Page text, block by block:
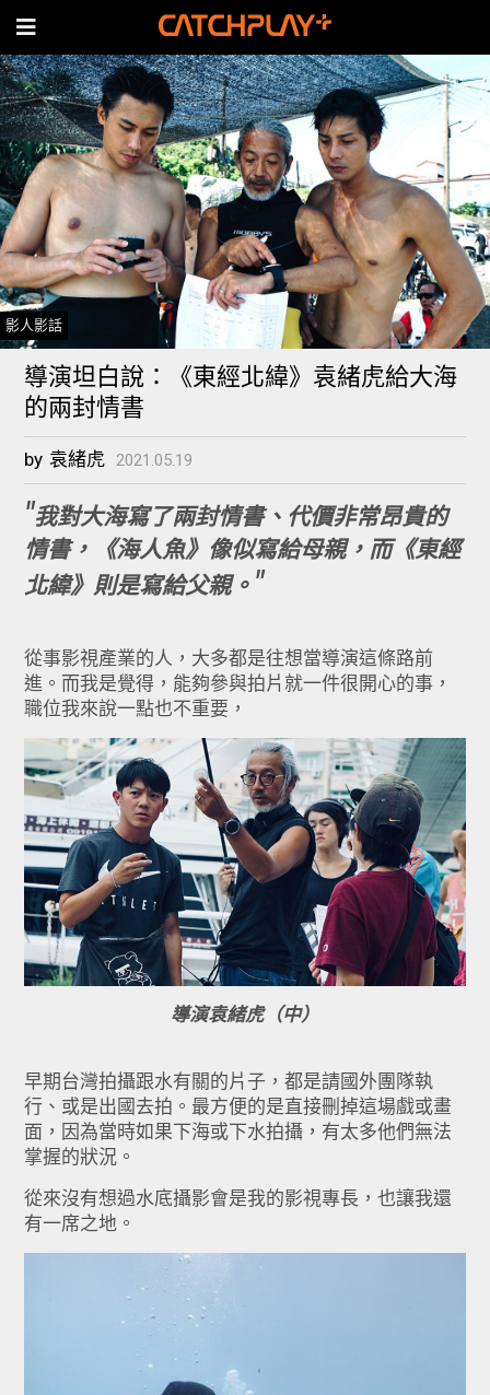
影人影話
導演坦白說：《東經北緯》袁緒虎給大海
的兩封情書
by 袁緒虎 2021.05.19
我對大海寫了兩封情書、代價非常昂貴的
情書，《海人魚》像似寫給母親，而《東經
北緯》則是寫給父親。
從事影視產業的人，大多都是往想當導演這條路前
進。而我是覺得，能夠參與拍片就一件很開心的事，
職位我來說一點也不重要，
導演袁緒虎（中）
早期台灣拍攝跟水有關的片子，都是請國外團隊執
行、或是出國去拍。最方便的是直接刪掉這場戲或畫
面， 因為當時如果下海或下水拍攝，有太多他們無法
掌握的狀況。
從來沒有想過水底攝影會是我的影視專長，也讓我還
有一席之地。